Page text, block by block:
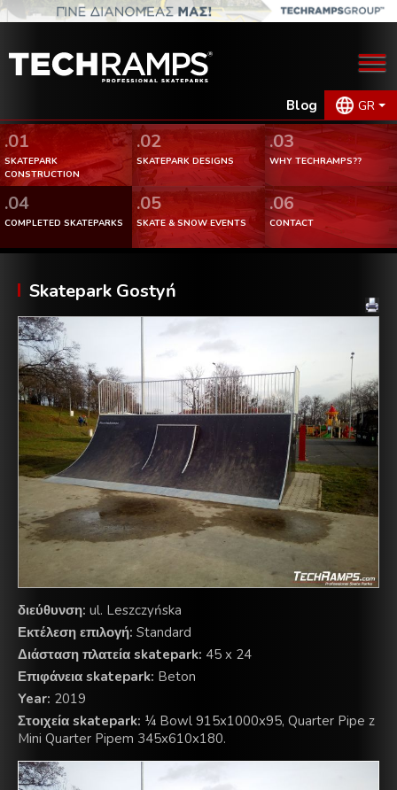
Blog GR
.01
SKATEPARK
CONSTRUCTION
.02
SKATEPARK DESIGNS
.03
WHY TECHRAMPS??
.04
COMPLETED SKATEPARKS
.05
SKATE & SNOW EVENTS
.06
CONTACT
Skatepark Gostyń
διεύθυνση: ul. Leszczyńska
Εκτέλεση επιλογή: Standard
Διάσταση πλατεία skatepark: 45 x 24
Επιφάνεια skatepark: Beton
Year: 2019
Στοιχεία skatepark: ¼ Bowl 915x1000x95, Quarter Pipe z
Mini Quarter Pipem 345x610x180.